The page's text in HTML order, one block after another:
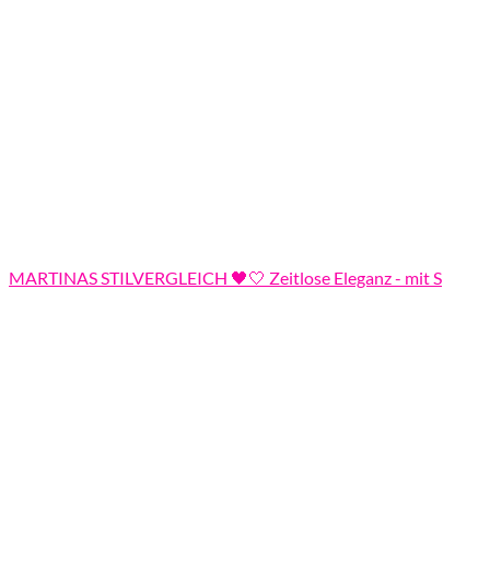
MARTINAS STILVERGLEICH 🖤🤍 Zeitlose Eleganz - mit S